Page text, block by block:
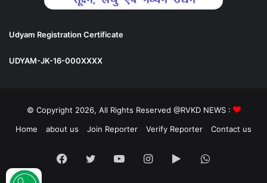
Udyam Registration Certificate
UDYAM-JK-16-000XXXX
© Copyright 2026, All Rights Reserved @RVKD NEWS :
Home
about us Join Reporter Verify Reporter Contact us
Facebook
TwitterYouTubeInstagram
GoogleWhatsApp